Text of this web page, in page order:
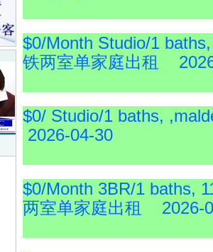
$0/Month Studio/1
铁两室单家庭出租
$0/ Studio/1 baths,
2026-04-30
$0/Month 3BR/1 baths,
两室单家庭出租 2026-